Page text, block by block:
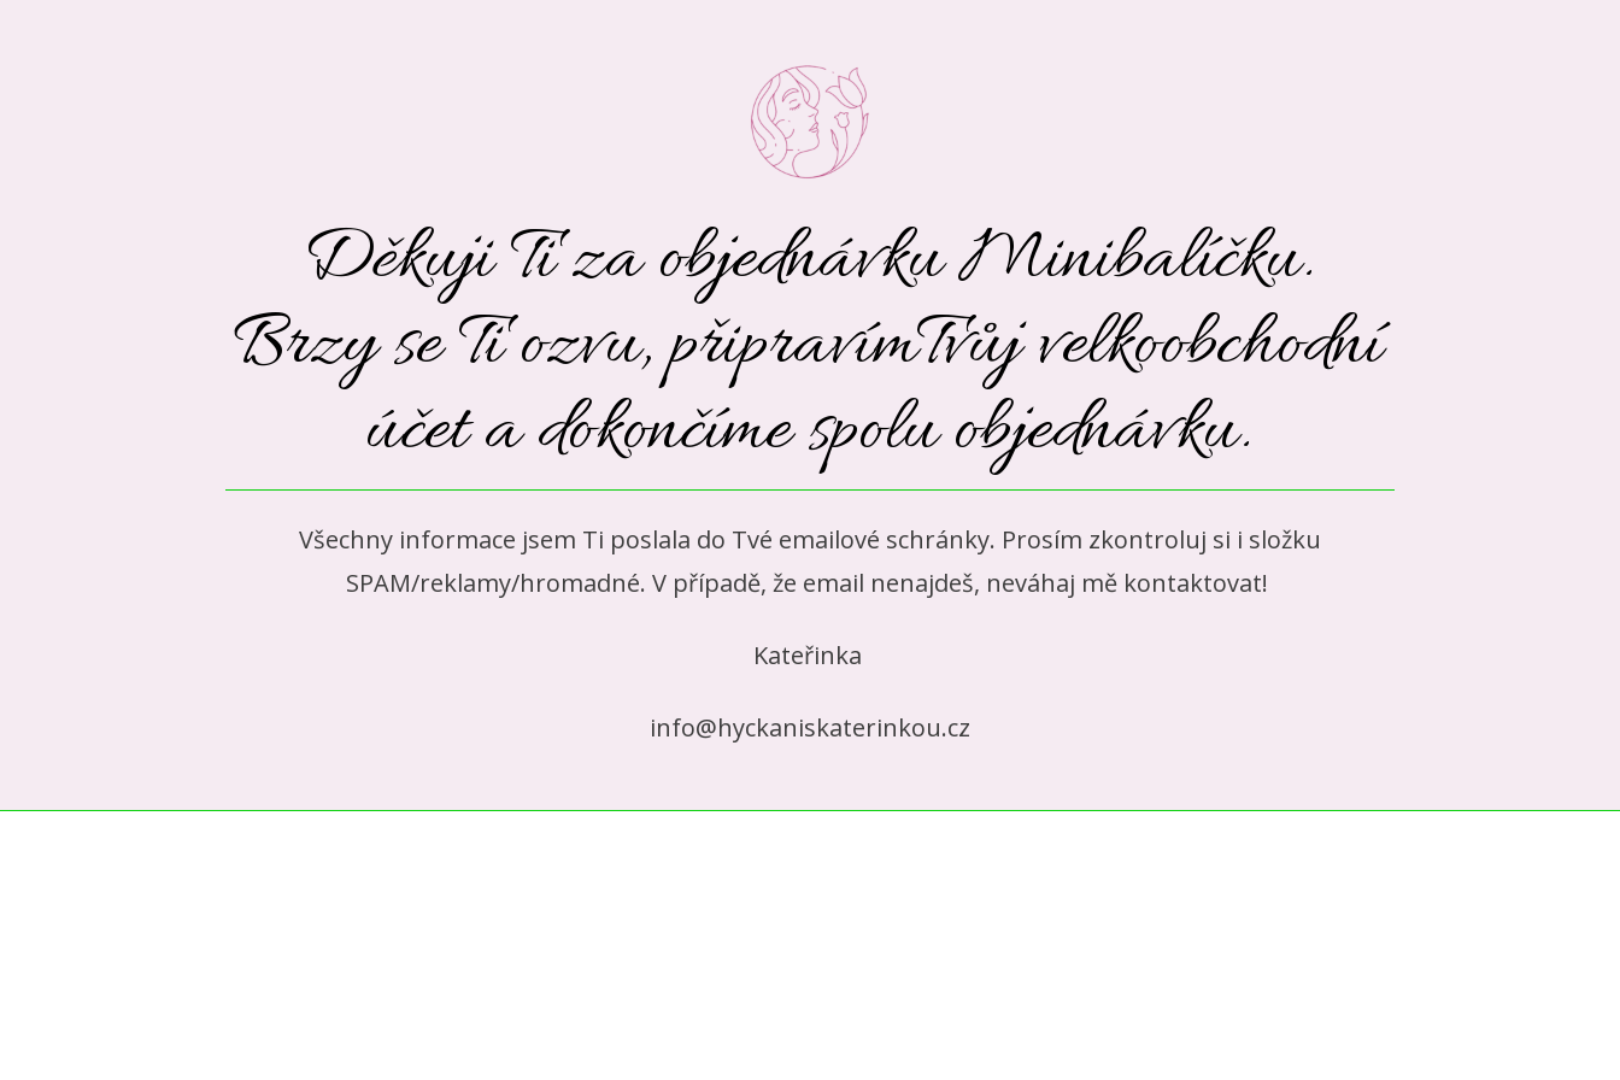
Děkuji Ti za objednávku Minibalíčku.
Brzy se Ti ozvu, připravímTvůj velkoobchodní
účet a dokončíme spolu objednávku.
Všechny informace jsem Ti poslala do Tvé emailové schránky. Prosím zkontroluj si i složku
SPAM/reklamy/hromadné. V případě, že email nenajdeš, neváhaj mě kontaktovat!
Kateřinka
info@hyckaniskaterinkou.cz